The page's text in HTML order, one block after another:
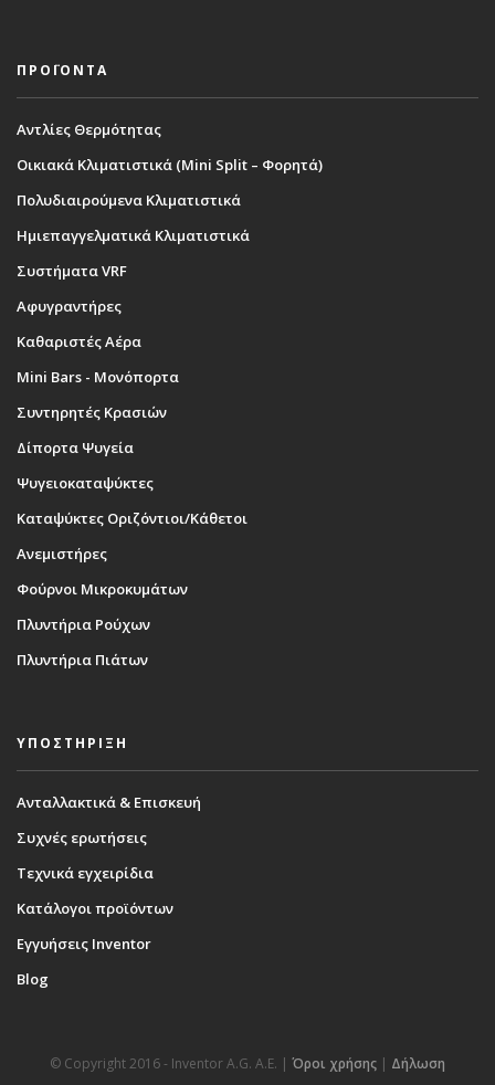
ΠΡΟΪΟΝΤΑ
Αντλίες Θερμότητας
Οικιακά Κλιματιστικά (Mini Split – Φορητά)
Πολυδιαιρούμενα Κλιματιστικά
Ημιεπαγγελματικά Κλιματιστικά
Συστήματα VRF
Αφυγραντήρες
Καθαριστές Αέρα
Mini Bars - Μονόπορτα
Συντηρητές Κρασιών
Δίπορτα Ψυγεία
Ψυγειοκαταψύκτες
Καταψύκτες Οριζόντιοι/Κάθετοι
Ανεμιστήρες
Φούρνοι Μικροκυμάτων
Πλυντήρια Ρούχων
Πλυντήρια Πιάτων
ΥΠΟΣΤΗΡΙΞΗ
Ανταλλακτικά & Επισκευή
Συχνές ερωτήσεις
Τεχνικά εγχειρίδια
Κατάλογοι προϊόντων
Εγγυήσεις Inventor
Blog
© Copyright 2016 - Inventor A.G. Α.Ε. | Όροι χρήσης | Δήλωση